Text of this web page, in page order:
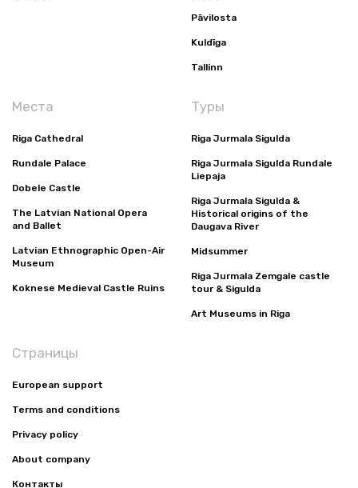
Pāvilosta
Kuldīga
Tallinn
Места
Riga Cathedral
Rundale Palace
Dobele Castle
The Latvian National Opera
and Ballet
Latvian Ethnographic Open-Air
Museum
Koknese Medieval Castle Ruins
Туры
Riga Jurmala Sigulda
Riga Jurmala Sigulda Rundale
Liepaja
Riga Jurmala Sigulda &
Historical origins of the
Daugava River
Midsummer
Riga Jurmala Zemgale castle
tour & Sigulda
Art Museums in Riga
Страницы
European support
Terms and conditions
Privacy policy
About company
Контакты